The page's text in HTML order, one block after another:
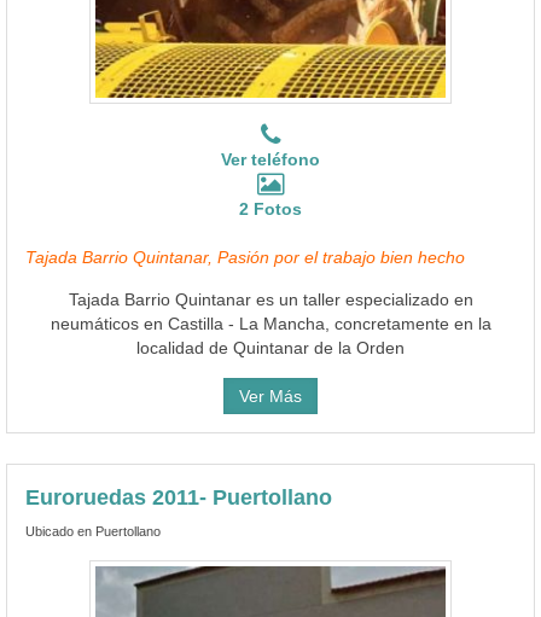
Ver teléfono
2 Fotos
Tajada Barrio Quintanar, Pasión por el trabajo bien hecho
Tajada Barrio Quintanar es un taller especializado en
neumáticos en Castilla - La Mancha, concretamente en la
localidad de Quintanar de la Orden
Ver Más
Euroruedas 2011- Puertollano
Ubicado en Puertollano